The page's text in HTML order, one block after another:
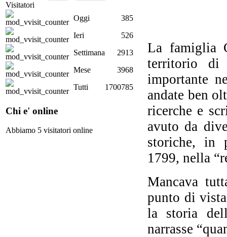
Visitatori
Oggi
385
Ieri
526
Settimana
2913
Mese
3968
Tutti
1700785
Chi e' online
Abbiamo 5 visitatori online
La famiglia
territorio di
importante
andate ben
ricerche e
avuto da
storiche, in
1799, nella
Mancava
punto di
la storia
narrasse